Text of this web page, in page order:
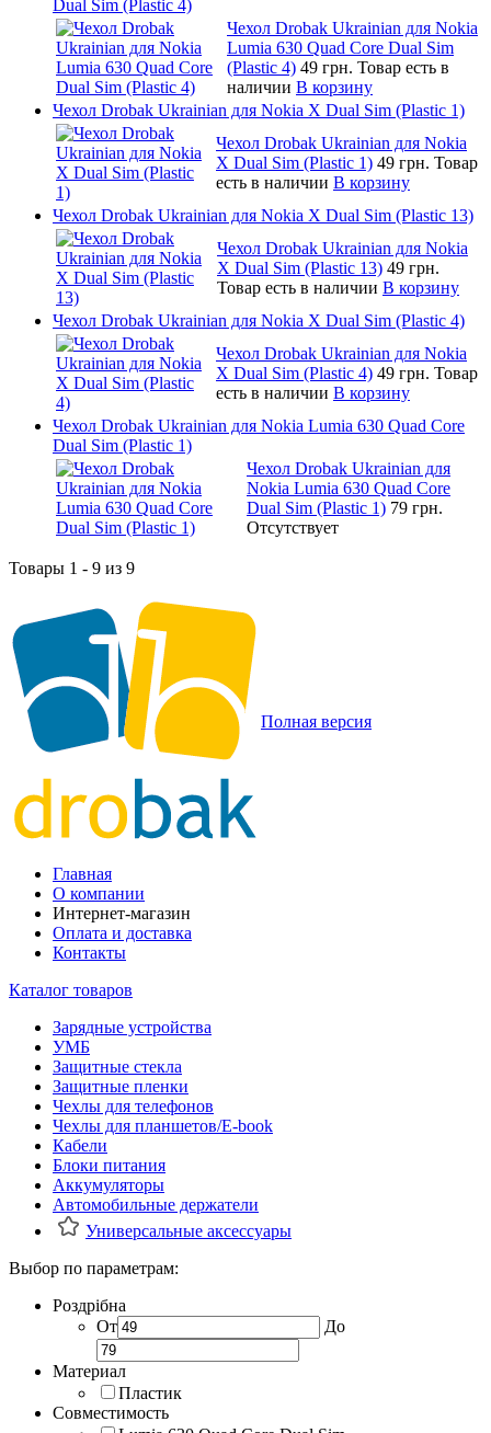
Dual Sim (Plastic 4)
Чехол Drobak Ukrainian для Nokia
Lumia 630 Quad Core Dual Sim
(Plastic 4) 49 грн. Товар есть в
наличии В корзину
Чехол Drobak Ukrainian для Nokia X Dual Sim (Plastic 1)
Чехол Drobak Ukrainian для Nokia
X Dual Sim (Plastic 1) 49 грн. Товар
есть в наличии В корзину
Чехол Drobak Ukrainian для Nokia X Dual Sim (Plastic 13)
Чехол Drobak Ukrainian для Nokia
X Dual Sim (Plastic 13) 49 грн.
Товар есть в наличии В корзину
Чехол Drobak Ukrainian для Nokia X Dual Sim (Plastic 4)
Чехол Drobak Ukrainian для Nokia
X Dual Sim (Plastic 4) 49 грн. Товар
есть в наличии В корзину
Чехол Drobak Ukrainian для Nokia Lumia 630 Quad Core
Dual Sim (Plastic 1)
Чехол Drobak Ukrainian для
Nokia Lumia 630 Quad Core
Dual Sim (Plastic 1) 79 грн.
Отсутствует
Товары 1 - 9 из 9
Полная версия
Главная
О компании
Интернет-магазин
Оплата и доставка
Контакты
Каталог товаров
Зарядные устройства
УМБ
Защитные стекла
Защитные пленки
Чехлы для телефонов
Чехлы для планшетов/E-book
Кабели
Блоки питания
Аккумуляторы
Автомобильные держатели
Универсальные аксессуары
Выбор по параметрам:
Роздрібна
От
До
Материал
Пластик
Совместимость